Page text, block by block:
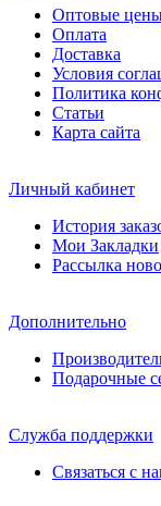
Оптовые
Оплата
Доставка
Условия
Политика
Статьи
Карта сайта
Личный кабинет
История
Мои Закладки
Рассылка
Дополнительно
Подарочные
Служба поддержки
Связаться с